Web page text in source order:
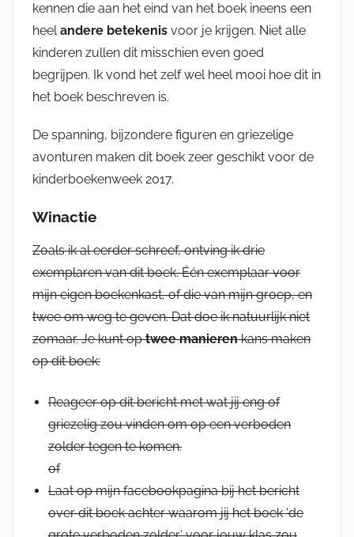
kennen die aan het eind van het boek ineens een
heelandere betekenis voor je krijgen. Niet alle
kinderen zullen dit misschien even goed
begrijpen. Ik vond het zelf wel heel mooi hoe dit in
het boek beschreven is.
De spanning, bijzondere figuren en griezelige
avonturen maken dit boek zeer geschikt voor de
kinderboekenweek 2017.
Winactie
Zoals ik al eerder schreef, ontving ik drie
exemplaren van dit boek. Één exemplaar voor
mijn eigen boekenkast, of die van mijn groep, en
twee om weg te geven. Dat doe ik natuurlijk niet
zomaar. Je kunt optwee manierenkans maken
op dit boek:
Reageer op dit bericht met wat jij eng of
griezelig zou vinden om op een verboden
zolder tegen te komen.
of
Laat op mijn facebookpagina bij het bericht
over dit boek achter waarom jij het boek ‘de